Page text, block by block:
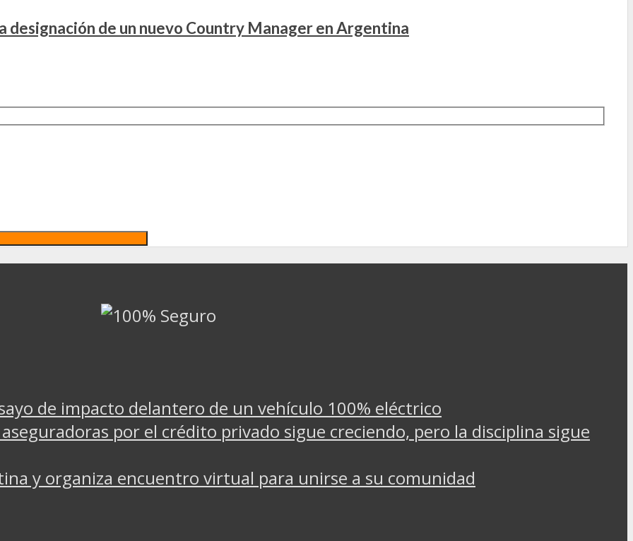
designación de un nuevo Country Manager en Argentina
de impacto delantero de un vehículo 100% eléctrico
por el crédito privado sigue creciendo, pero la disciplina sigue
y organiza encuentro virtual para unirse a su comunidad